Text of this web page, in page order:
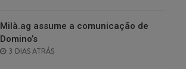
Milà.ag assume a comunicação de
Domino’s
POSTED
3 DIAS ATRÁS